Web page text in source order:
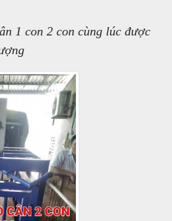
1 con 2 con cùng lúc được